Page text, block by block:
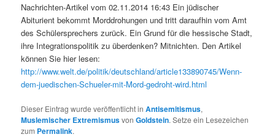
Nachrichten-Artikel vom 02.11.2014 16:43 Ein jüdischer
Abiturient bekommt Morddrohungen und tritt daraufhin vom Amt
des Schülersprechers zurück. Ein Grund für die hessische Stadt,
ihre Integrationspolitik zu überdenken? Mitnichten. Den Artikel
können Sie hier lesen:
http://www.welt.de/politik/deutschland/article133890745/Wenn-
dem-juedischen-Schueler-mit-Mord-gedroht-wird.html
Dieser Eintrag wurde veröffentlicht inAntisemitismus,
Muslemischer ExtremismusvonGoldstein. Setze ein Lesezeichen
zum Permalink.